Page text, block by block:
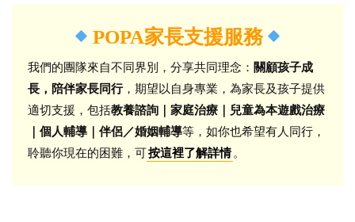
POPA家長支援服務
我們的團隊來自不同界別，分享共同理念： 關顧孩子成
長，陪伴家長同行，期望以自身專業，為家長及孩子提供
適切支援，包括教養諮詢｜家庭治療｜兒童為本遊戲治療
｜個人輔導｜伴侶／婚姻輔導等，如你也希望有人同行，
聆聽你現在的困難，可按這裡了解詳情 。